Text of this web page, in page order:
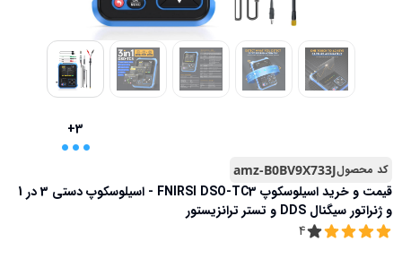
+3
...
کد محصولamz-B0BV9X733J
قیمت و خرید
اسیلوسکوپ FNIRSI DSO-TC3 - اسیلوسکوپ دستی 3 در 1
و ژنراتور سیگنال DDS و تستر ترانزیستور
4